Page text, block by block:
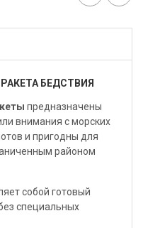
БЕДСТВИЯ
предназначены
внимания с морских
и пригодны для
районом
собой готовый
специальных